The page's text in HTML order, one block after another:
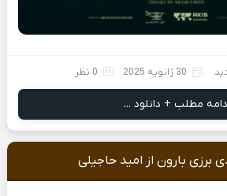
30 ژانویه 2025 0 نظر
مطلب + دانلود ...
برزی بارون از امید حاجیلی